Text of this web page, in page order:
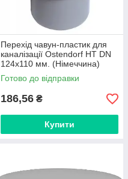
Перехід чавун-пластик для
каналізації Ostendorf HT DN
124x110 мм. (Німеччина)
881025
Готово до відправки
186,56 ₴
Купити